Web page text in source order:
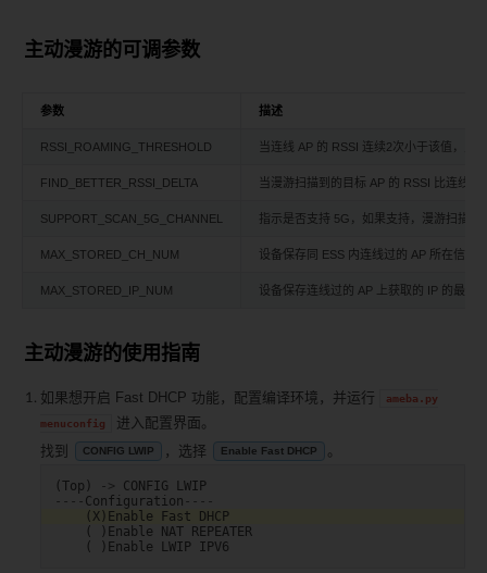
主动漫游的可调参数
参数 描述
RSSI_ROAMING_THRESHOLD 当连线 AP 的 RSSI 连续2次小于该值，则
FIND_BETTER_RSSI_DELTA 当漫游扫描到的目标 AP 的 RSSI 比连线
SUPPORT_SCAN_5G_CHANNEL 指示是否支持 5G，如果支持，漫游扫描全
MAX_STORED_CH_NUM 设备保存同 ESS 内连线过的 AP 所在信道
MAX_STORED_IP_NUM 设备保存连线过的 AP 上获取的 IP 的最大
主动漫游的使用指南
如果想开启 Fast DHCP 功能，配置编译环境，并运行 ameba.py
menuconfig
进入配置界面。
找到
CONFIG LWIP ，选择 Enable Fast DHCP 。
(Top ) -> CONFIG
LWIP
---- Configuration ----
( X) Enable Fast
DHCP
(
) Enable NAT REPEATER
(
) Enable LWIP IPV6